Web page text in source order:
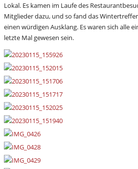
Lokal. Es kamen im Laufe des
Mitglieder dazu, und so fand das
einen würdigen Ausklang. Es waren sich alle
letzte Mal gewesen sein.